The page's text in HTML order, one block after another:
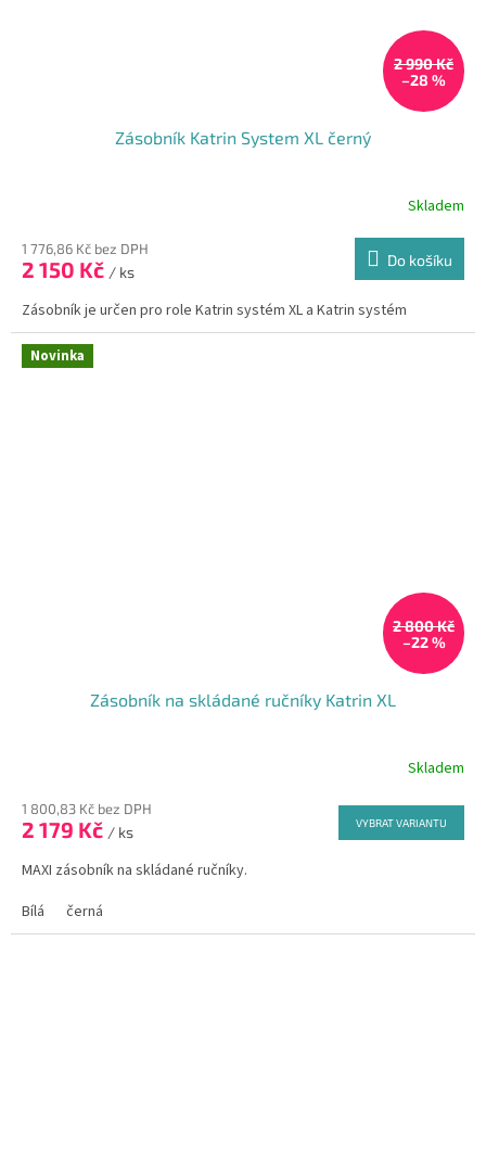
2 990 Kč
–28 %
Zásobník Katrin System XL černý
Skladem
1 776,86 Kč bez DPH
2 150 Kč / ks
Do košíku
Zásobník je určen pro role Katrin systém XL a Katrin systém
Novinka
2 800 Kč
–22 %
Zásobník na skládané ručníky Katrin XL
Skladem
1 800,83 Kč bez DPH
2 179 Kč / ks VYBRAT VARIANTU
MAXI zásobník na skládané ručníky.
Bílá
černá